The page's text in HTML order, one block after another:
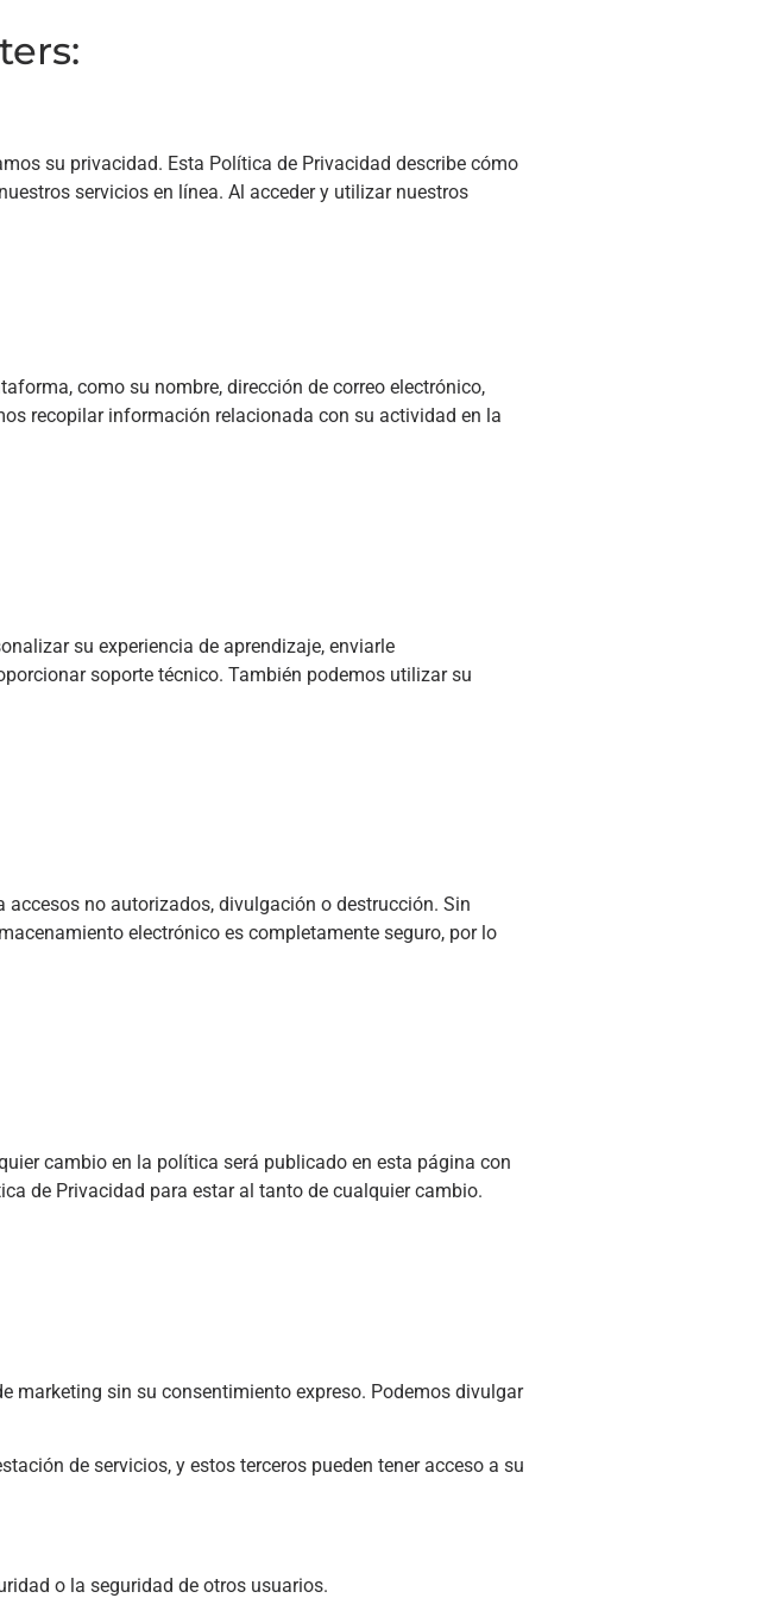
su privacidad. Esta Política de Privacidad describe cómo
servicios en línea. Al acceder y utilizar nuestros
como su nombre, dirección de correo electrónico,
recopilar información relacionada con su actividad en la
su experiencia de aprendizaje, enviarle
soporte técnico. También podemos utilizar su
no autorizados, divulgación o destrucción. Sin
electrónico es completamente seguro, por lo
cambio en la política será publicado en esta página con
de Privacidad para estar al tanto de cualquier cambio.
marketing sin su consentimiento expreso. Podemos divulgar
de servicios, y estos terceros pueden tener acceso a su
o la seguridad de otros usuarios.